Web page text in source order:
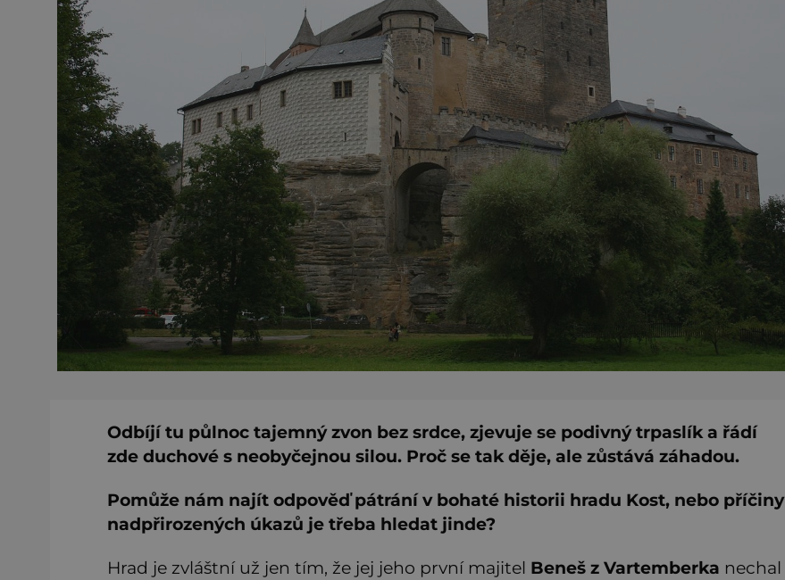
Odbíjí tu půlnoc tajemný zvon bez srdce, zjevuje se podivný trpaslík a řádí
zde duchové s neobyčejnou silou. Proč se tak děje, ale zůstává záhadou.
Pomůže nám najít odpověď pátrání v bohaté historii hradu Kost, nebo příčiny
nadpřirozených úkazů je třeba hledat jinde?
Hrad je zvláštní už jen tím, že jej jeho první majitel Beneš z Vartemberka nechal